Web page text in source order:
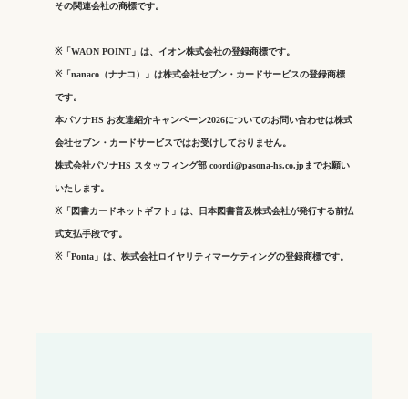
その関連会社の商標です。
※「WAON POINT」は、イオン株式会社の登録商標です。
※「nanaco（ナナコ）」は株式会社セブン・カードサービスの登録商標
です。
本パソナHS お友達紹介キャンペーン2026についてのお問い合わせは株式
会社セブン・カードサービスではお受けしておりません。
株式会社パソナHS スタッフィング部 coordi@pasona-hs.co.jpまでお願い
いたします。
※「図書カードネットギフト」は、日本図書普及株式会社が発行する前払
式支払手段です。
※「Ponta」は、株式会社ロイヤリティマーケティングの登録商標です。